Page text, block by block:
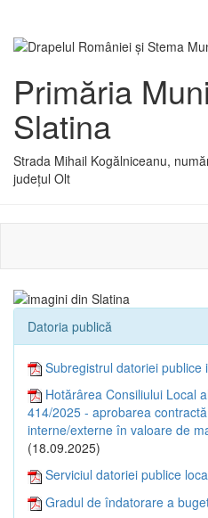
Primăria
Slatina
Strada Mihail Kogălniceanu,
județul Olt
Datoria publică
Subregistrul datoriei publice
Hotărârea Consiliului Local
414/2025 - aprobarea
interne/externe în valoare de
(18.09.2025)
Serviciul datoriei publice
Gradul de îndatorare a